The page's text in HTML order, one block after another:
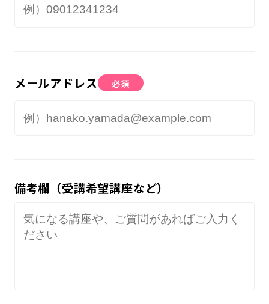
メールアドレス 必須
備考欄（受講希望講座など）